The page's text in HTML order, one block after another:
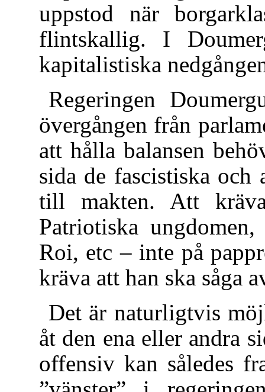
uppstod när
flintskallig. I
kapitalistiska
Regeringen
övergången från
att hålla balansen
sida de fascistiska och
till makten. Att
Patriotiska
Roi, etc – inte på
kräva att han ska såga
Det är naturligtvis
åt den ena eller andra
offensiv kan således